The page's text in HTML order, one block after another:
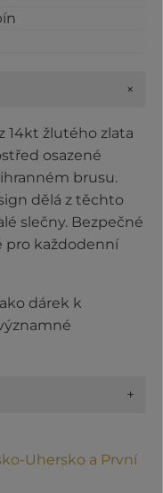
+
14kt žlutého zlata
osazené
brusu.
dělá z těchto
slečny. Bezpečné
pro každodenní
dárek k
+
Uhersko a První